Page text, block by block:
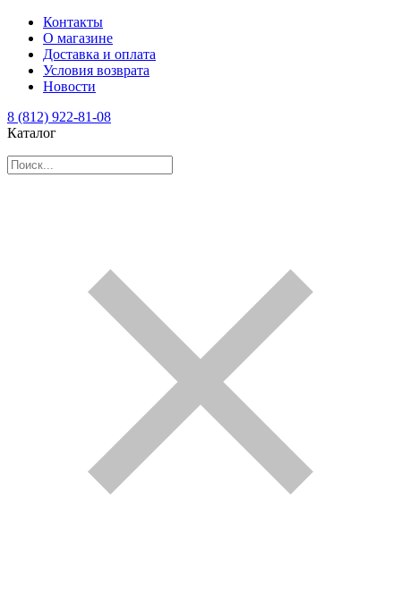
Контакты
О магазине
Доставка и оплата
Условия возврата
Новости
8 (812) 922-81-08
Каталог